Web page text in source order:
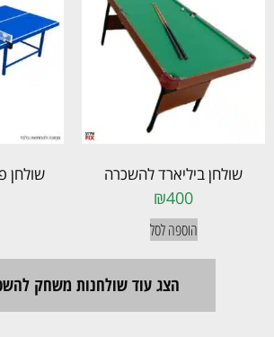
שולחן ביליארד להשכרה
₪400
הוספה לסל
שולחן
הצג עוד שולחנות משחק